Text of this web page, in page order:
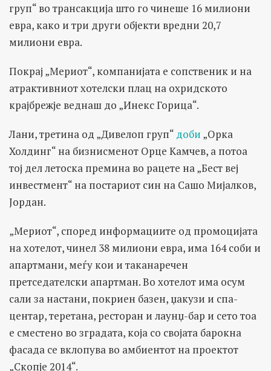
груп“ во трансакција што го чинеше 16 милиони
евра, како и три други објекти вредни 20,7
милиони евра.
Покрај „Мериот“, компанијата e сопственик и на
атрактивниот хотелски плац на охридското
крајбрежје веднаш до „Инекс Горица“.
Лани, третина од „Дивелоп груп“ доби „Орка
Холдинг“ на бизнисменот Орце Камчев, а потоа
тој дел летоска премина во рацете на „Бест веј
инвестмент“ на постариот син на Сашо Мијалков,
Јордан.
„Мериот“, според информациите од промоцијата
на хотелот, чинел 38 милиони евра, има 164 соби и
апартмани, меѓу кои и таканаречен
претседателски апартман. Во хотелот има осум
сали за настани, покриен базен, џакузи и спа-
центар, теретана, ресторан и лаунџ-бар и сето тоа
е сместено во зградата, која со својата барокна
фасада се вклопува во амбиентот на проектот
„Скопје 2014“.